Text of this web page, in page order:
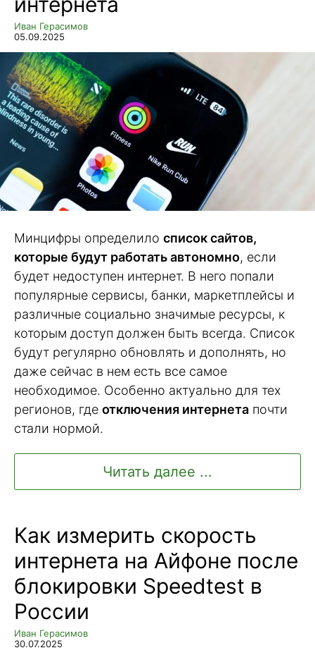
Иван Герасимов
05.09.2025
Минцифры определило список сайтов,
которые будут работать автономно, если
будет недоступен интернет. В него попали
популярные сервисы, банки, маркетплейсы и
различные социально значимые ресурсы, к
которым доступ должен быть всегда. Список
будут регулярно обновлять и дополнять, но
даже сейчас в нем есть все самое
необходимое. Особенно актуально для тех
регионов, где отключения интернета почти
стали нормой.
Читать далее ...
Как измерить скорость
интернета на Айфоне после
блокировки Speedtest в
России
Иван Герасимов
30.07.2025